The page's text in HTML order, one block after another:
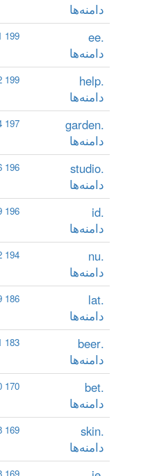
دامنه‌ها
.ee
دامنه‌ها
199 891
.help
دامنه‌ها
199 512
.garden
دامنه‌ها
197 444
.studio
دامنه‌ها
196 086
.id
دامنه‌ها
196 049
.nu
دامنه‌ها
194 502
.lat
دامنه‌ها
186 989
.beer
دامنه‌ها
183 541
.bet
دامنه‌ها
170 510
.skin
دامنه‌ها
169 678